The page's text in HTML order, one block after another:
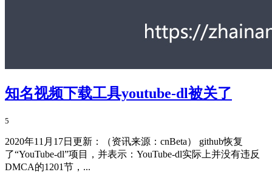
知名视频下载工具youtube-dl被关了
5
2020年11月17日更新：（资讯来源：cnBeta） github恢复
了“YouTube-dl”项目，并表示：YouTube-dl实际上并没有违反
DMCA的1201节，...